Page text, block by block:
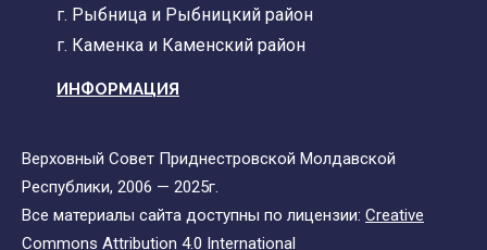
г. Рыбница и Рыбницкий район
г. Каменка и Каменский район
ИНФОРМАЦИЯ
Верховный Совет Приднестровской Молдавской
Республики, 2006 — 2025г.
Все материалы сайта доступны по лицензии: Creative
Commons Attribution 4.0 International